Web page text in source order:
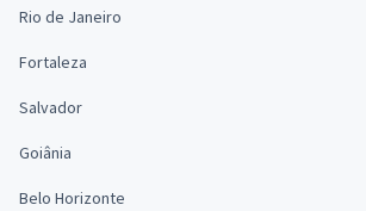
Rio de Janeiro
Fortaleza
Salvador
Goiânia
Belo Horizonte